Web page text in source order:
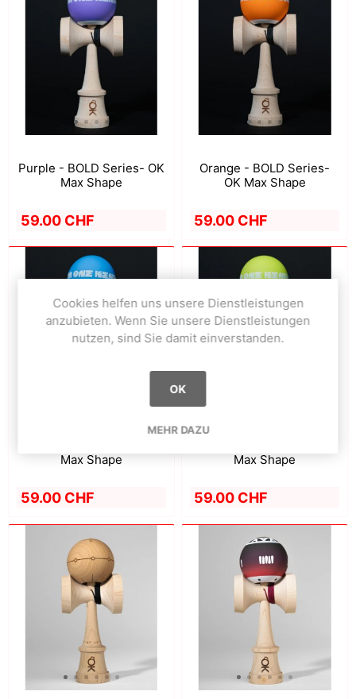
Purple - BOLD Series- OK
Max Shape
59.00 CHF
Orange - BOLD Series-
OK Max Shape
59.00 CHF
Max Shape
59.00 CHF
Max Shape
59.00 CHF
Cookies helfen uns unsere Dienstleistungen
anzubieten. Wenn Sie unsere Dienstleistungen
nutzen, sind Sie damit einverstanden.
OK
MEHR DAZU